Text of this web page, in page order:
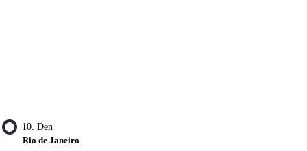
10. Den
Rio de Janeiro